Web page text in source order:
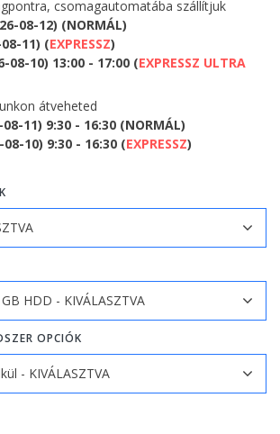
csomagautomatába szállítjuk
08-12) (NORMÁL)
08-11) (EXPRESSZ)
08-10) 13:00 - 17:00 (EXPRESSZ ULTRA
átveheted
08-11) 9:30 - 16:30 (NORMÁL)
08-10) 9:30 - 16:30 (EXPRESSZ)
OPCIÓK